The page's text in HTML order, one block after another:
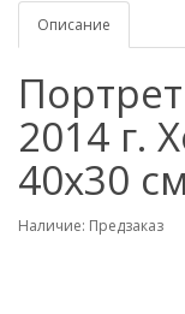
Описание
2014 г.
40х30
Наличие: Предзаказ